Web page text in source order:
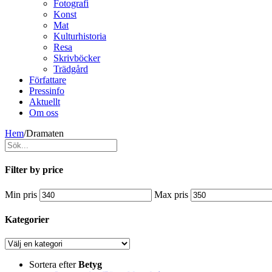
Fotografi
Konst
Mat
Kulturhistoria
Resa
Skrivböcker
Trädgård
Författare
Pressinfo
Aktuellt
Om oss
Hem/Dramaten
Filter by price
Min pris Max pris
Kategorier
Sortera efterBetyg